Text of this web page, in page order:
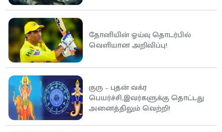
தோனியின் ஓய்வு தொடர்பில்
வெளியான அறிவிப்பு!
குரு – புதன் வக்ர
பெயர்ச்சி,இவர்களுக்கு தொட்டது
அனைத்திலும் வெற்றி!